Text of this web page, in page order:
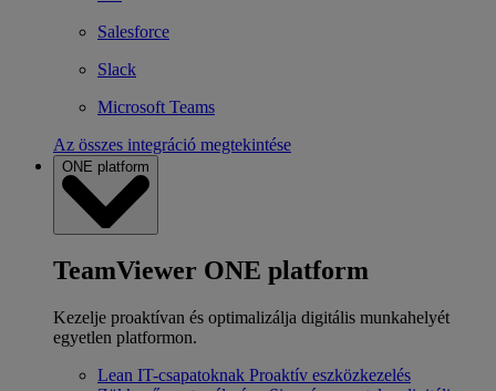
Salesforce
Slack
Microsoft Teams
Az összes integráció megtekintése
ONE platform
TeamViewer ONE platform
Kezelje proaktívan és optimalizálja digitális munkahelyét
egyetlen platformon.
Lean IT-csapatoknak Proaktív eszközkezelés